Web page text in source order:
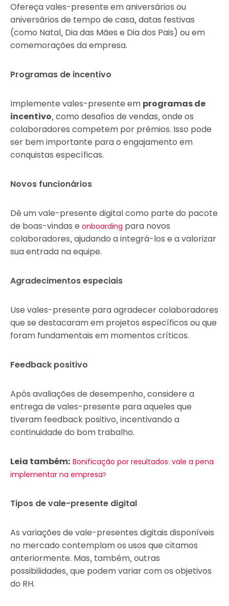
Ofereça vales-presente em aniversários ou
aniversários de tempo de casa, datas festivas
(como Natal, Dia das Mães e Dia dos Pais) ou em
comemorações da empresa.
Programas de incentivo
Implemente vales-presente em programas de
incentivo, como desafios de vendas, onde os
colaboradores competem por prêmios. Isso pode
ser bem importante para o engajamento em
conquistas específicas.
Novos funcionários
Dê um vale-presente digital como parte do pacote
de boas-vindas e onboarding para novos
colaboradores, ajudando a integrá-los e a valorizar
sua entrada na equipe.
Agradecimentos especiais
Use vales-presente para agradecer colaboradores
que se destacaram em projetos específicos ou que
foram fundamentais em momentos críticos.
Feedback positivo
Após avaliações de desempenho, considere a
entrega de vales-presente para aqueles que
tiveram feedback positivo, incentivando a
continuidade do bom trabalho.
Leia também: Bonificação por resultados: vale a pena
implementar na empresa?
Tipos de vale-presente digital
As variações de vale-presentes digitais disponíveis
no mercado contemplam os usos que citamos
anteriormente. Mas, também, outras
possibilidades, que podem variar com os objetivos
do RH.